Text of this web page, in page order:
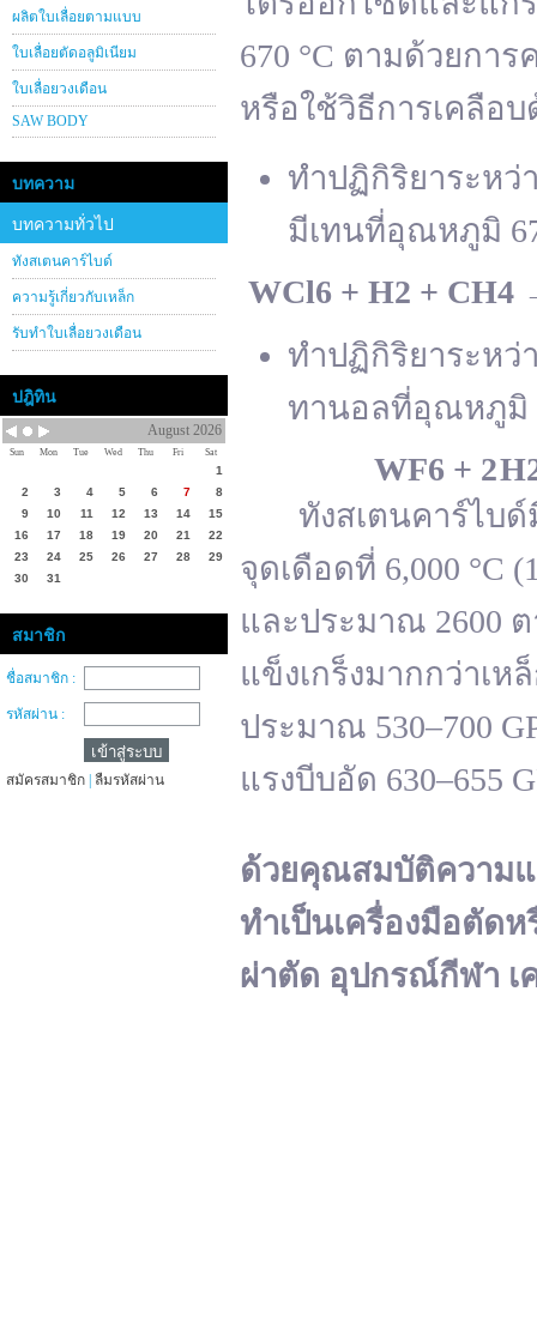
ผลิตใบเลื่อยตามแบบ
ใบเลื่อยตัดอลูมิเนียม
ใบเลื่อยวงเดือน
SAW BODY
บทความ
บทความทั่วไป
ทังสเตนคาร์ไบด์
ความรู้เกี่ยวกับเหล็ก
รับทำใบเลื่อยวงเดือน
ปฎิทิน
August 2026
Sun Mon Tue Wed Thu Fri Sat
1
2
3 4 5 6 7
8
9
10 11 12 13 14
15
16
17 18 19 20 21
22
23
24 25 26 27 28
29
30
31
สมาชิก
ชื่อสมาชิก :
รหัสผ่าน :
สมัครสมาชิก ลืมรหัสผ่าน
670 °C ตามด้วยกา
หรือใช้วิธีการเคลือบ
ทำปฏิกิริยาระหว่
มีเทนที่อุณหภูมิ
WCl6 + H2 + CH4
ทำปฏิกิริยาระหว่
ทานอลที่อุณหภูมิ
WF6 + 2 H
ทังสเตนคาร์ไบด์มี
จุดเดือดที่ 6,000 °C
และประมาณ 2600
แข็งเกร็งมากกว่าเ
ประมาณ 530–700
แรงบีบอัด 630–655
ด้วยคุณสมบัติความแ
ทำเป็นเครื่องมือตัดห
ผ่าตัด อุปกรณ์กีฬา เ